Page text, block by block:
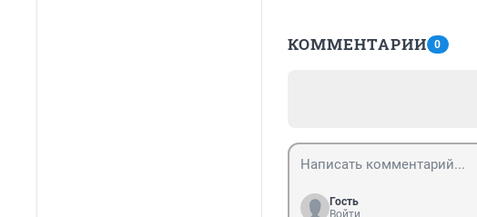
КОММЕНТАРИИ 0
Гость
Войти